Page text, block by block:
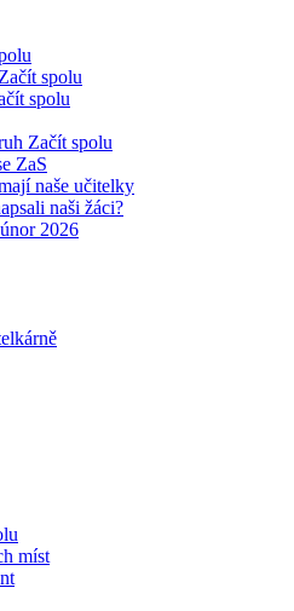
spolu
spolu
Začít spolu
ZaS
naše učitelky
naši žáci?
2026
míst